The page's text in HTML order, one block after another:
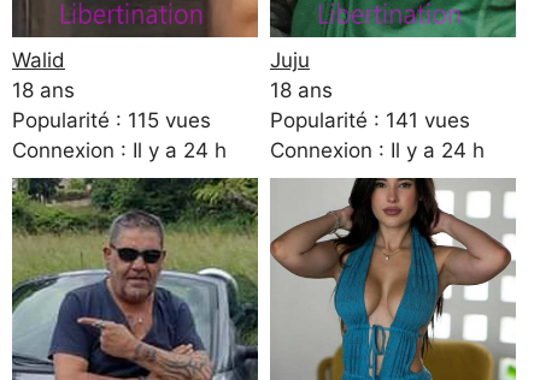
Walid
18 ans
Popularité : 115 vues
Connexion : Il y a 24 h
Juju
18 ans
Popularité : 141 vues
Connexion : Il y a 24 h